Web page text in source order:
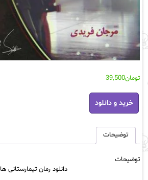
تومان39,500
دانلود
رمان
تیمارستانی
خرید و دانلود
توضیحات
توضیحات
دانلود رمان تیمارستانی ها